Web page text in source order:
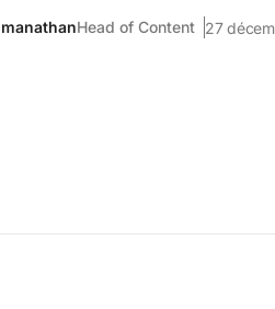
Head of Content 27